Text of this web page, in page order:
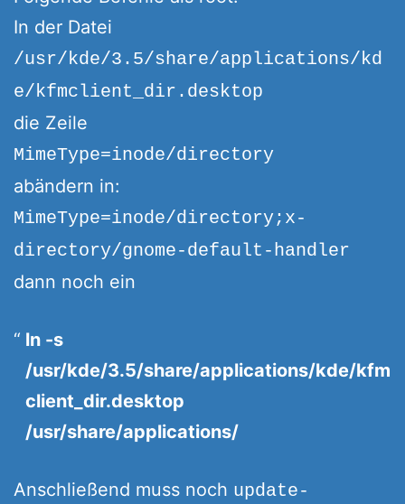
In der Datei
/usr/kde/3.5/share/applications/kd
e/kfmclient_dir.desktop
die Zeile
MimeType=inode/directory
abändern in:
MimeType=inode/directory;x-
directory/gnome-default-handler
dann noch ein
ln -s
/usr/kde/3.5/share/applications/kde/kfm
client_dir.desktop
/usr/share/applications/
Anschließend muss noch update-